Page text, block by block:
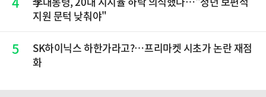
지원 문턱 낮춰야"
5
SK하이닉스 하한가라고?…프리마켓 시초가 논란 재점
화